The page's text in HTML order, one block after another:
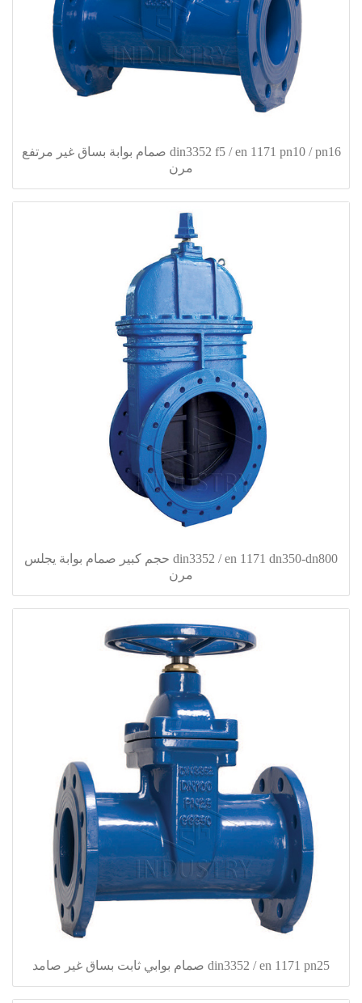
din3352 f5 / en 1171 pn10 / pn16 صمام بوابة بساق غير مرتفع
مرن
din3352 / en 1171 dn350-dn800 حجم كبير صمام بوابة يجلس
مرن
din3352 / en 1171 pn25 صمام بوابي ثابت بساق غير صامد